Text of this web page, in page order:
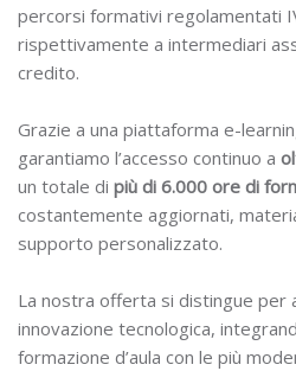
percorsi formativi regolamentati
rispettivamente a intermediari
credito.
Grazie a una piattaforma e-
garantiamo l’accesso continuo a
un totale di più di 6.000 ore di
costantemente aggiornati,
supporto personalizzato.
La nostra offerta si distingue per
innovazione tecnologica,
formazione d’aula con le più